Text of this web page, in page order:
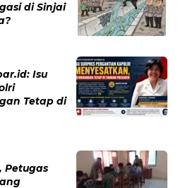
di Sinjai
Isu
Tetap di
Petugas